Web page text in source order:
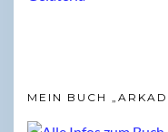
MEIN BUCH